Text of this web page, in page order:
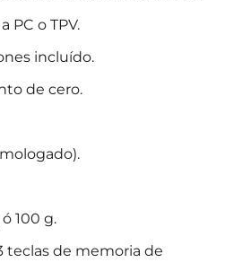
PC o TPV.
incluído.
de cero.
100 g.
teclas de memoria de